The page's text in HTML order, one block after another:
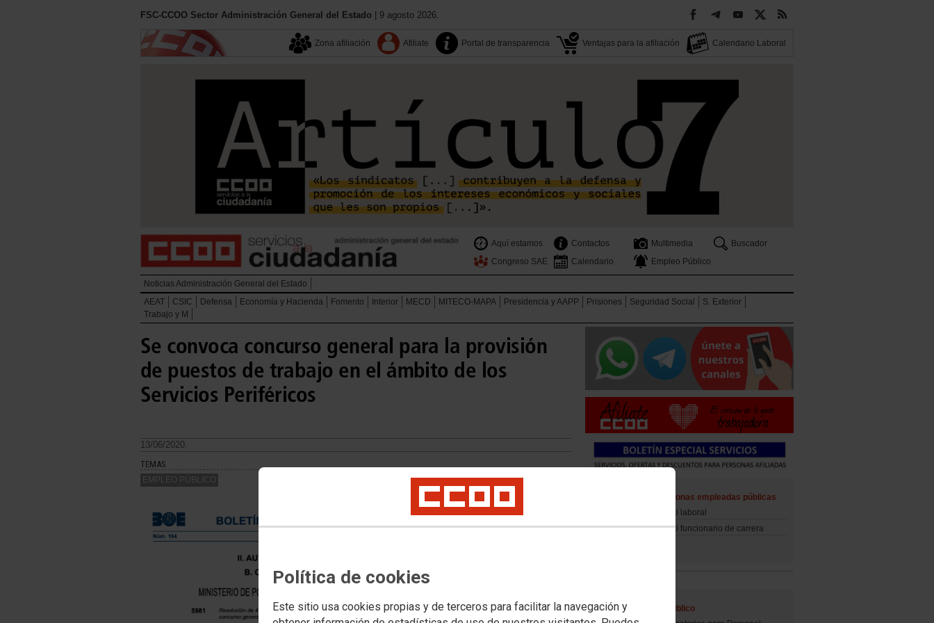
Política de cookies
Este sitio usa cookies propias y de terceros para facilitar la navegación y
FSC-CCOO Sector Administración General del Estado | 9 agosto 2026.
Zona afiliación Afiliate Portal de transparencia Ventajas para la afiliación Calendario Laboral
Aquí estamos Contactos Multimedia
Buscador
Congreso SAE
Calendario Empleo Público
Noticias Administración General del Estado
AEAT
CSIC Defensa Economía y Hacienda Fomento Interior MECD MITECO-MAPA Presidencia y AAPP Prisiones Seguridad Social
S. Exterior
Trabajo y M
Se convoca concurso general para la provisión
de puestos de trabajo en el ámbito de los
Servicios Periféricos
13/06/2020.
TEMAS
EMPLEO PÚBLICO
Movilidad de las personas empleadas públicas
Movilidad del personal laboral
Movilidad del personal funcionario de carrera
Acceso al Empleo Público